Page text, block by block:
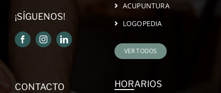
¡SÍGUENOS!
ACUPUNTURA
LOGOPEDIA
VER TODOS
CONTACTO HORARIOS